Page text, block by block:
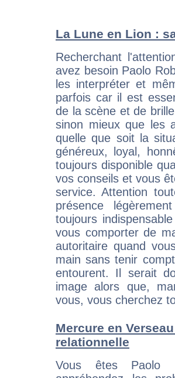
La Lune en Lion :
Recherchant
avez besoin Paolo
les interpréter et
parfois car il est
de la scène et de
sinon mieux que les
quelle que soit la
généreux, loyal,
toujours disponible
vos conseils et vous
service. Attention
présence
toujours
vous comporter de
autoritaire quand
main sans tenir
entourent. Il serait
image alors que,
vous, vous cherchez
Mercure en
relationnelle
Vous êtes Paolo